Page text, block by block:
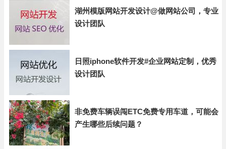
湖州模版网站开发设计@做网站公司，专业
设计团队
日照iphone软件开发#企业网站定制，优秀
设计团队
非免费车辆误闯ETC免费专用车道，可能会
产生哪些后续问题？